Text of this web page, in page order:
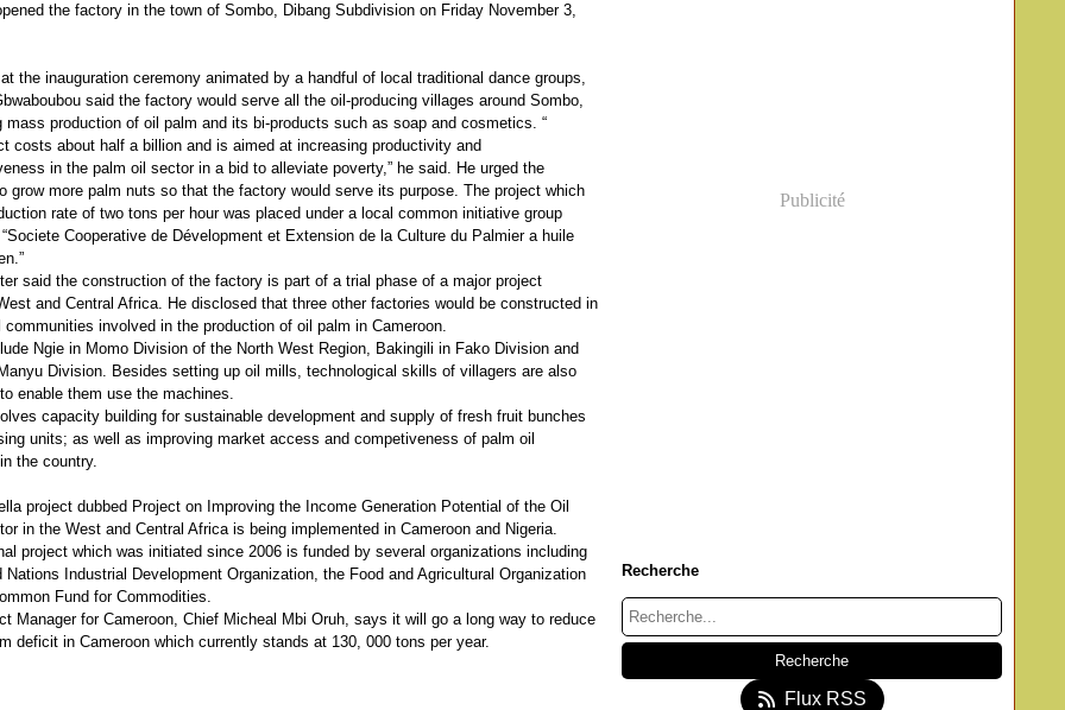
the factory in the town of Sombo, Dibang Subdivision on Friday November 3,
the inauguration ceremony animated by a handful of local traditional dance groups,
said the factory would serve all the oil-producing villages around Sombo,
mass production of oil palm and its bi-products such as soap and cosmetics. “
costs about half a billion and is aimed at increasing productivity and
in the palm oil sector in a bid to alleviate poverty,” he said. He urged the
grow more palm nuts so that the factory would serve its purpose. The project which
rate of two tons per hour was placed under a local common initiative group
Cooperative de Dévelopment et Extension de la Culture du Palmier a huile
said the construction of the factory is part of a trial phase of a major project
and Central Africa. He disclosed that three other factories would be constructed in
communities involved in the production of oil palm in Cameroon.
Ngie in Momo Division of the North West Region, Bakingili in Fako Division and
Division. Besides setting up oil mills, technological skills of villagers are also
enable them use the machines.
capacity building for sustainable development and supply of fresh fruit bunches
units; as well as improving market access and competiveness of palm oil
the country.
project dubbed Project on Improving the Income Generation Potential of the Oil
in the West and Central Africa is being implemented in Cameroon and Nigeria.
project which was initiated since 2006 is funded by several organizations including
Nations Industrial Development Organization, the Food and Agricultural Organization
Fund for Commodities.
Manager for Cameroon, Chief Micheal Mbi Oruh, says it will go a long way to reduce
deficit in Cameroon which currently stands at 130, 000 tons per year.
Publicité
Recherche
Flux RSS